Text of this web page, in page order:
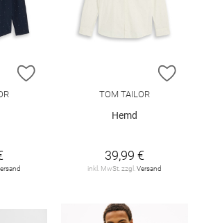
ZUR WUNSCHLISTE HINZUFÜGEN
ZUR
TOM TAILOR
Hemd
39,99 €
inkl. MwSt. zzgl. Versand